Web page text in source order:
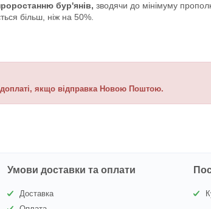
бур'янів, зводячи до мінімуму
більш, ніж на 50%.
якщо відправка Новою Поштою.
Умови доставки та оплати
Доставка